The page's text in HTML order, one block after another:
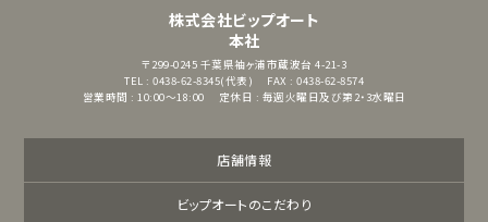
株式会社ビップオート
本社
〒299-0245 千葉県袖ヶ浦市蔵波台 4-21-3
TEL : 0438-62-8345(代表)
FAX : 0438-62-8574
営業時間 : 10:00～18:00
定休日 : 毎週火曜日及び第2・3水曜日
店舗情報
ビップオートのこだわり